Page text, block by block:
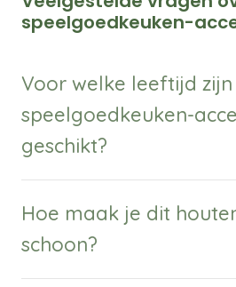
speelgoedkeuken-
Voor welke leeftijd
speelgoedkeuken-
geschikt?
Hoe maak je dit
schoon?